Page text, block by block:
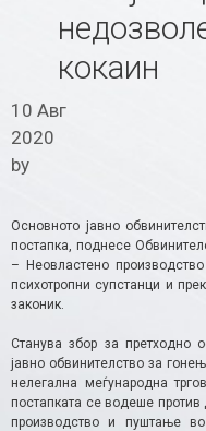
кокаин
10 Авг
2020
by
Основното јавно
постапка, поднесе
– Неовластено
психотропни супстанци и
законик.
Станува збор за претходно
јавно обвинителство за
нелегална меѓународна
постапката се водеше
производство и пуштање